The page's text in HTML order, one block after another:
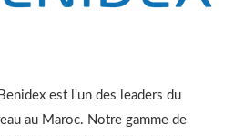
est l'un des leaders du
au Maroc. Notre gamme de